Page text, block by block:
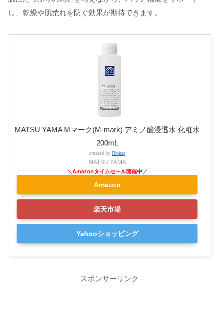
し、乾燥や肌荒れを防ぐ効果が期待できます。
MATSU YAMA Mマーク(M-mark) アミノ酸浸透水 化粧水
200mL
created by Rinker
MATSU YAMA
Amazon
楽天市場
Yahooショッピング
スポンサーリンク